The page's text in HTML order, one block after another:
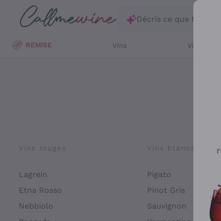
Passer au contenu principal
Décris ce que tu
REMISE Vins Vins
Vins rouges
Lagrein
Etna Rosso
Nebbiolo
Vins blancs
Pigato
Pinot Gris
Sauvignon